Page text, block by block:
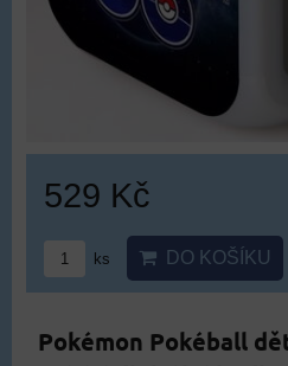
529 Kč
ks DO KOŠÍKU
Pokémon Pokéball